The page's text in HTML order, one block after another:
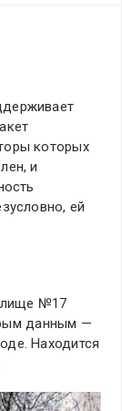
которых
и
ей
№17
данным —
Находится